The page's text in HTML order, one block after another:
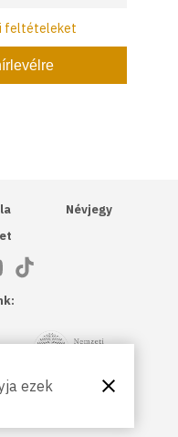
feltételeket
Névjegy
NKA
ezek
Bezárás